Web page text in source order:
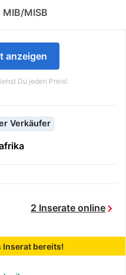
anzeigen
Du jeden Preis!
Verkäufer
2 Inserate onlinechevron_right
Inserat bereits!
MIB/MISB